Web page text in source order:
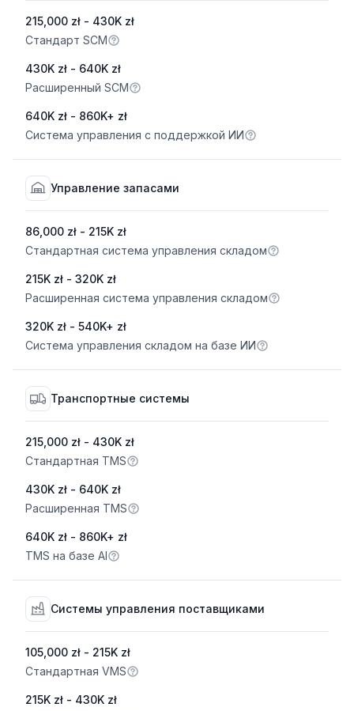
215,000 zł - 430K zł
Стандарт SCM
430K zł - 640K zł
Расширенный SCM
640K zł - 860K+ zł
Система управления с поддержкой ИИ
Управление запасами
86,000 zł - 215K zł
Стандартная система управления складом
215K zł - 320K zł
Расширенная система управления складом
320K zł - 540K+ zł
Система управления складом на базе ИИ
Транспортные системы
215,000 zł - 430K zł
Стандартная TMS
430K zł - 640K zł
Расширенная TMS
640K zł - 860K+ zł
TMS на базе AI
Системы управления поставщиками
105,000 zł - 215K zł
Стандартная VMS
215K zł - 430K zł